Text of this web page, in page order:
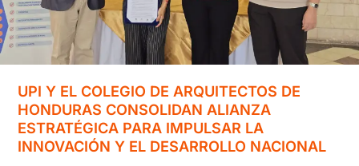
UPI Y EL COLEGIO DE ARQUITECTOS DE
HONDURAS CONSOLIDAN ALIANZA
ESTRATÉGICA PARA IMPULSAR LA
INNOVACIÓN Y EL DESARROLLO NACIONAL